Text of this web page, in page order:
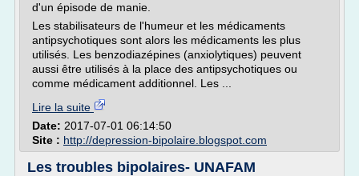
d'un épisode de manie.
Les stabilisateurs de l'humeur et les médicaments
antipsychotiques sont alors les médicaments les plus
utilisés. Les benzodiazépines (anxiolytiques) peuvent
aussi être utilisés à la place des antipsychotiques ou
comme médicament additionnel. Les ...
Lire la suite
Date: 2017-07-01 06:14:50
Site : http://depression-bipolaire.blogspot.com
Les troubles bipolaires- UNAFAM